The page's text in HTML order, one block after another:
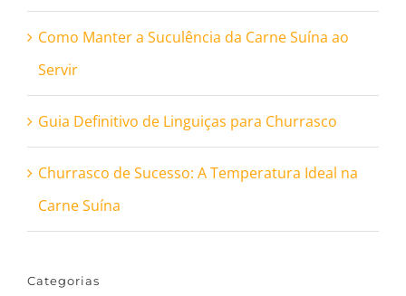
Como Manter a Suculência da Carne Suína ao
Servir
Guia Definitivo de Linguiças para Churrasco
Churrasco de Sucesso: A Temperatura Ideal na
Carne Suína
Categorias